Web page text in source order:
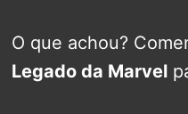
O que achou?
Legado da Marvel